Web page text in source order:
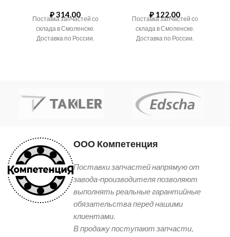
₽314.00
Поставка запчастей со
склада в Смоленске.
Доставка по России.
₽ 122.00
Поставка запчастей со
склада в Смоленске.
Доставка по России.
ООО Компетенция
Поставки запчастей напрямую от
завода-производителя позволяют
выполнять реальные гарантийные
обязательства перед нашими
клиентами.
В продажу поступают запчасти,